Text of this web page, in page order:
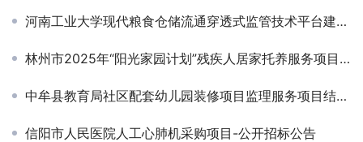
河南工业大学现代粮食仓储流通穿透式监管技术平台建设项目-成交公告
林州市2025年“阳光家园计划”残疾人居家托养服务项目竞争性磋商公告
中牟县教育局社区配套幼儿园装修项目监理服务项目结果公告￼
信阳市人民医院人工心肺机采购项目-公开招标公告